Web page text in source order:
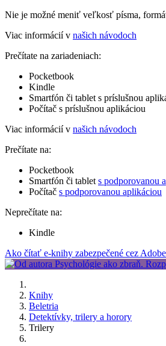
Nie je možné meniť veľkosť písma,
Viac informácií v našich návodoch
Prečítate na zariadeniach:
Pocketbook
Kindle
Smartfón či tablet s príslušnou
Počítač s príslušnou aplikáciou
Viac informácií v našich návodoch
Prečítate na:
Pocketbook
Smartfón či tablet s podporovanou
Počítač s podporovanou aplikáciou
Neprečítate na:
Kindle
Ako čítať e-knihy zabezpečené cez
Knihy
Beletria
Detektívky, trilery a horory
Trilery